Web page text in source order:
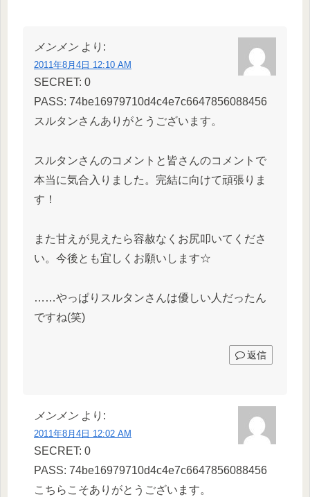
メンメン より:
2011年8月4日 12:10 AM
SECRET: 0
PASS: 74be16979710d4c4e7c6647856088456
スルタンさんありがとうございます。
スルタンさんのコメントと皆さんのコメントで
本当に気合入りました。完結に向けて頑張りま
す！
また甘えが見えたら容赦なくお尻叩いてくださ
い。今後とも宜しくお願いします☆
……やっぱりスルタンさんは優しい人だったん
ですね(笑)
返信
メンメン より:
2011年8月4日 12:02 AM
SECRET: 0
PASS: 74be16979710d4c4e7c6647856088456
こちらこそありがとうございます。